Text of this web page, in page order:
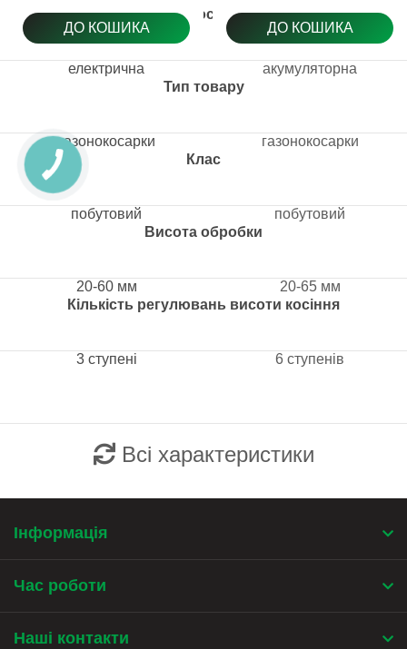
Тип косарки
Тип товару
Клас
Висота обробки
Кількість регулювань висоти косіння
ДО КОШИКА
електрична
газонокосарки
побутовий
20-60 мм
3 ступені
ДО КОШИКА
акумуляторна
газонокосарки
побутовий
20-65 мм
6 ступенів
Всі характеристики
Інформація
Час роботи
Наші контакти